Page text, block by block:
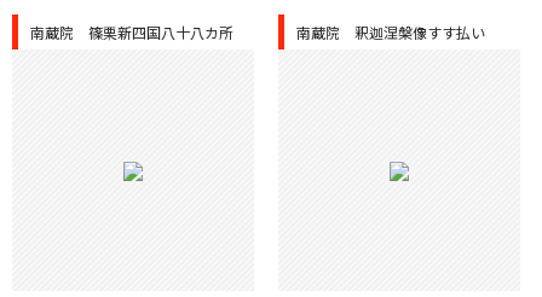
南蔵院 篠栗新四国八十八カ所 南蔵院 釈迦涅槃像すす払い